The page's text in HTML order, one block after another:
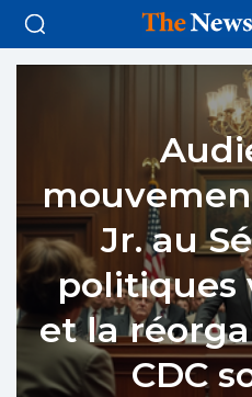
Jr. au
politiques
et la
CDC